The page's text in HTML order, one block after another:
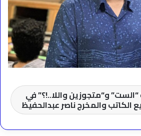
و“متجوزين واللا..!؟” في
الكاتب والمخرج ناصر عبدالحفيظ